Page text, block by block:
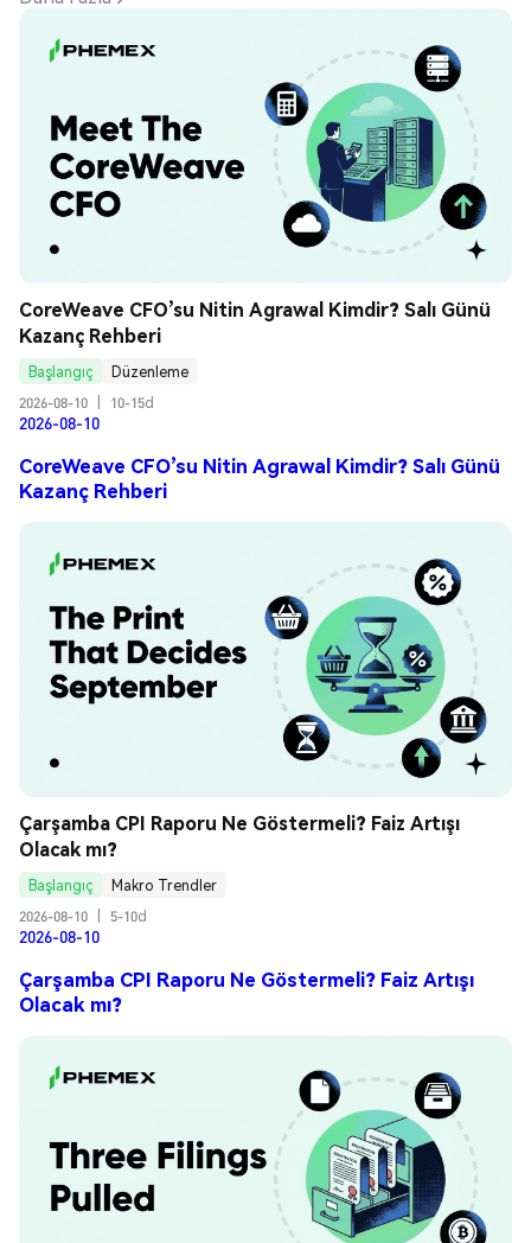
CoreWeave CFO’su Nitin Agrawal Kimdir? Salı Günü
Kazanç Rehberi
Başlangıç
Düzenleme
2026-08-10
10-15d
2026-08-10
CoreWeave CFO’su Nitin Agrawal Kimdir? Salı Günü
Kazanç Rehberi
Çarşamba CPI Raporu Ne Göstermeli? Faiz Artışı
Olacak mı?
Başlangıç
Makro Trendler
2026-08-10
5-10d
2026-08-10
Çarşamba CPI Raporu Ne Göstermeli? Faiz Artışı
Olacak mı?